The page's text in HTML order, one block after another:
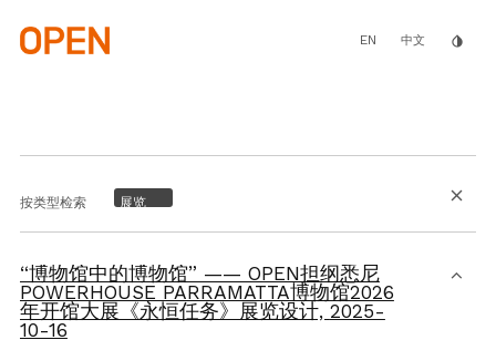
main
content
EN 中文 invert_colors
按类型检索 close
“博物馆中的博物馆” —— OPEN担纲悉尼
POWERHOUSE PARRAMATTA博物馆2026
年开馆大展《永恒任务》展览设计, 2025-
10-16